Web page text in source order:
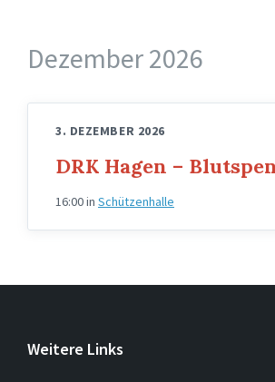
Dezember 2026
3. DEZEMBER 2026
DRK Hagen –
16:00in Schützenhalle
Weitere Links